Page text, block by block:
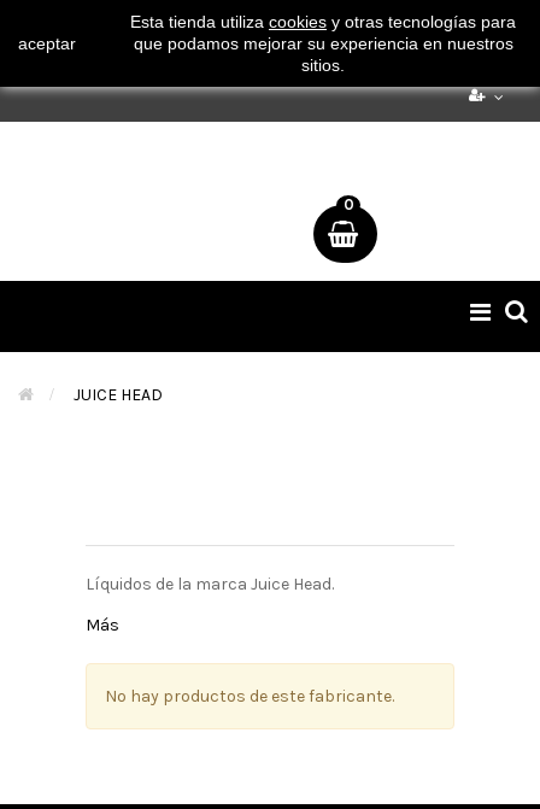
¡ Consigue tu envío gratuito por compras superiores a 50€
!
0
de
> JUICE HEAD
Líquidos de la marca Juice Head.
Más
No hay productos de este fabricante.
aceptar
Esta tienda utiliza cookies y otras tecnologías para
que podamos mejorar su experiencia en nuestros
sitios.